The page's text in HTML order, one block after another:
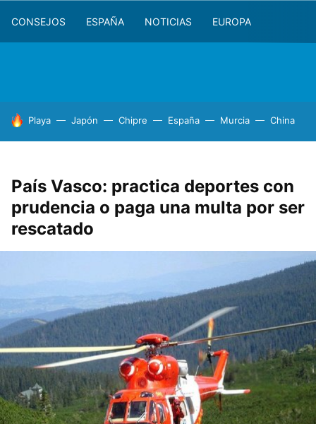
CONSEJOS ESPAÑA NOTICIAS EUROPA
HOY SE HABLA DE
Playa Japón Chipre España Murcia China
País Vasco: practica deportes con
prudencia o paga una multa por ser
rescatado